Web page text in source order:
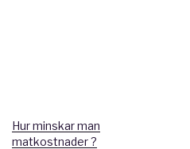
Hur minskar man
matkostnader ?